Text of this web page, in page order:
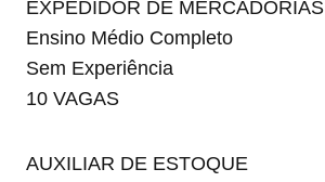
EXPEDIDOR DE MERCADORIAS
Ensino Médio Completo
Sem Experiência
10 VAGAS
AUXILIAR DE ESTOQUE